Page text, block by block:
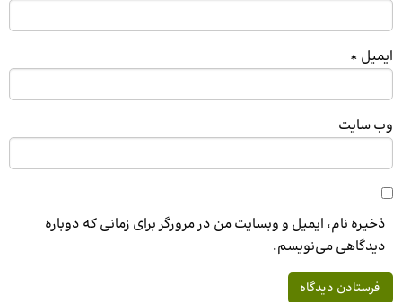
ایمیل *
وب‌ سایت
ذخیره نام، ایمیل و وبسایت من در مرورگر برای زمانی که دوباره
دیدگاهی می‌نویسم.